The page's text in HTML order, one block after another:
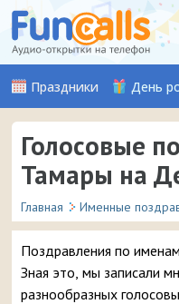
Праздники День
Голосовые
Тамары на
Главная Именные
Поздравления по
Зная это, мы записали
разнообразных